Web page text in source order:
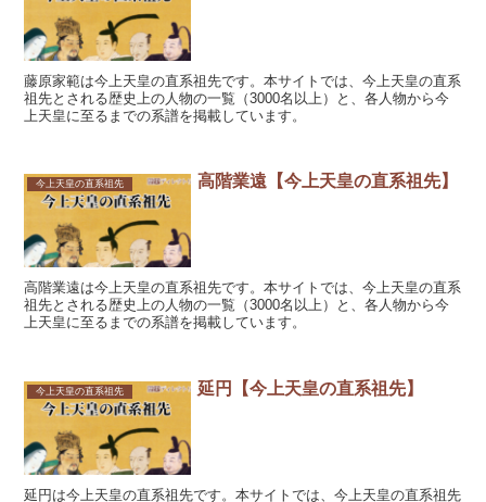
藤原家範は今上天皇の直系祖先です。本サイトでは、今上天皇の直系
祖先とされる歴史上の人物の一覧（3000名以上）と、各人物から今
上天皇に至るまでの系譜を掲載しています。
今上天皇の直系祖先 高階業遠【今上天皇の直系祖先】
高階業遠は今上天皇の直系祖先です。本サイトでは、今上天皇の直系
祖先とされる歴史上の人物の一覧（3000名以上）と、各人物から今
上天皇に至るまでの系譜を掲載しています。
今上天皇の直系祖先 延円【今上天皇の直系祖先】
延円は今上天皇の直系祖先です。本サイトでは、今上天皇の直系祖先